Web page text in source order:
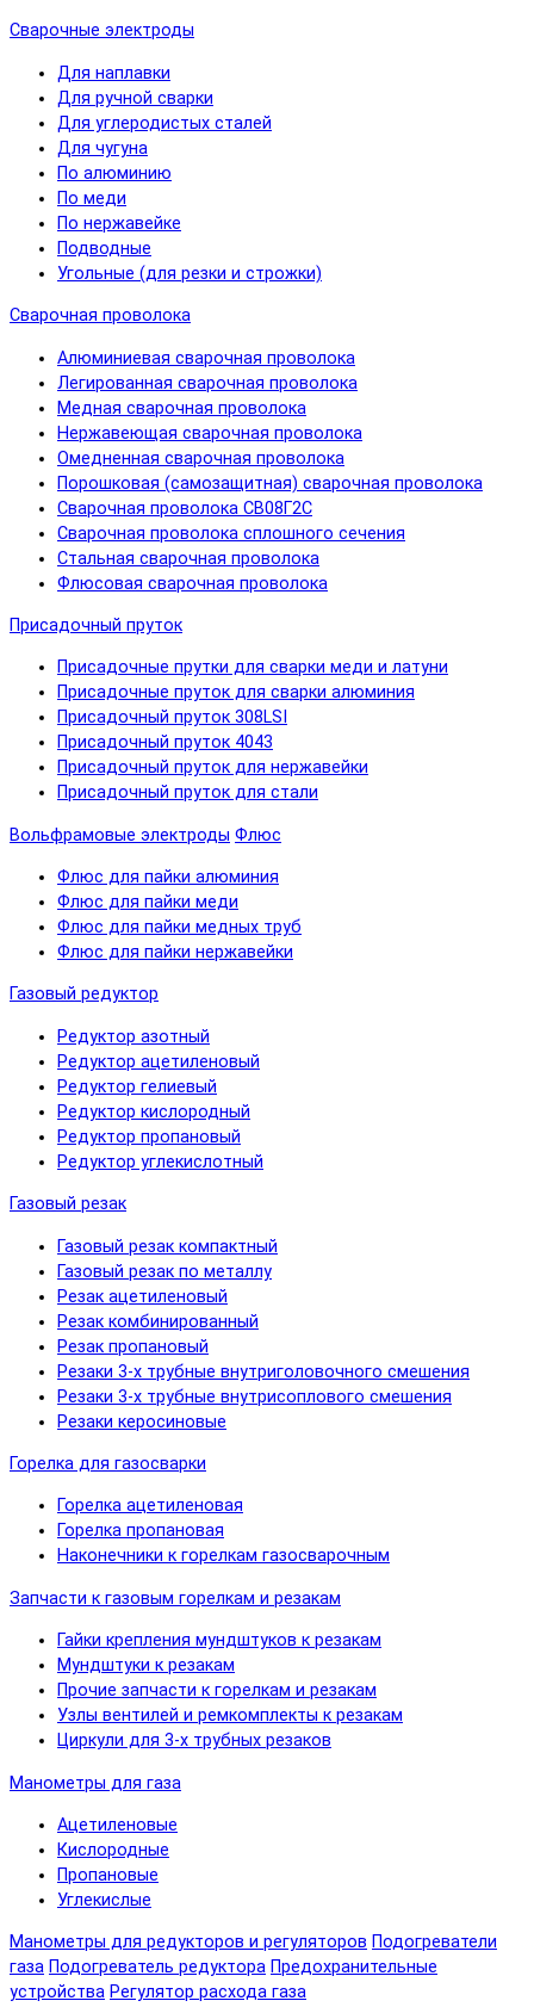
Сварочные электроды
Для наплавки
Для ручной сварки
Для углеродистых сталей
Для чугуна
По алюминию
По меди
По нержавейке
Подводные
Угольные (для резки и строжки)
Сварочная проволока
Алюминиевая сварочная проволока
Легированная сварочная проволока
Медная сварочная проволока
Нержавеющая сварочная проволока
Омедненная сварочная проволока
Порошковая (самозащитная) сварочная проволока
Сварочная проволока СВ08Г2С
Сварочная проволока сплошного сечения
Стальная сварочная проволока
Флюсовая сварочная проволока
Присадочный пруток
Присадочные прутки для сварки меди и латуни
Присадочные пруток для сварки алюминия
Присадочный пруток 308LSI
Присадочный пруток 4043
Присадочный пруток для нержавейки
Присадочный пруток для стали
Вольфрамовые электроды Флюс
Флюс для пайки алюминия
Флюс для пайки меди
Флюс для пайки медных труб
Флюс для пайки нержавейки
Газовый редуктор
Редуктор азотный
Редуктор ацетиленовый
Редуктор гелиевый
Редуктор кислородный
Редуктор пропановый
Редуктор углекислотный
Газовый резак
Газовый резак компактный
Газовый резак по металлу
Резак ацетиленовый
Резак комбинированный
Резак пропановый
Резаки 3-х трубные внутриголовочного смешения
Резаки 3-х трубные внутрисоплового смешения
Резаки керосиновые
Горелка для газосварки
Горелка ацетиленовая
Горелка пропановая
Наконечники к горелкам газосварочным
Запчасти к газовым горелкам и резакам
Гайки крепления мундштуков к резакам
Мундштуки к резакам
Прочие запчасти к горелкам и резакам
Узлы вентилей и ремкомплекты к резакам
Циркули для 3-х трубных резаков
Манометры для газа
Ацетиленовые
Кислородные
Пропановые
Углекислые
Манометры для редукторов и регуляторов Подогреватели
газа Подогреватель редуктора Предохранительные
устройства Регулятор расхода газа